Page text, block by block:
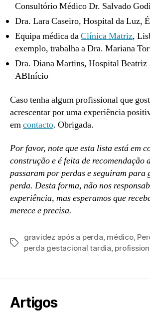
Consultório Médico Dr. Salvado
Dra. Lara Caseiro, Hospital da Luz,
Equipa médica daClínica Matriz,
exemplo, trabalha a Dra. Mariana
Dra. Diana Martins, Hospital
ABInício
Caso tenha algum profissional que
acrescentar por uma experiência
emcontacto. Obrigada.
Por favor, note que esta lista está em
construção e é feita de recomendação
passaram por perdas e seguiram para
perda. Desta forma, não nos
experiência, mas esperamos que
merece e precisa.
Etiquetas
gravidez após a perda, médico,
perda gestacional tardia,
Artigos